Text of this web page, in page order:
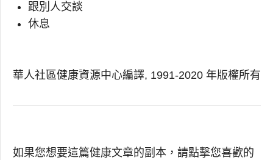
跟別人交談
休息
華人社區健康資源中心編譯, 1991-2020 年版權所有
如果您想要這篇健康文章的副本，請點擊您喜歡的